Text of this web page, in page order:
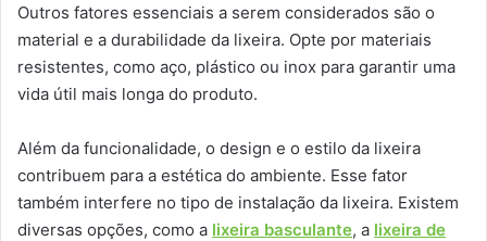
Outros fatores essenciais a serem considerados são o
material e a durabilidade da lixeira. Opte por materiais
resistentes, como aço, plástico ou inox para garantir uma
vida útil mais longa do produto.
Além da funcionalidade, o design e o estilo da lixeira
contribuem para a estética do ambiente. Esse fator
também interfere no tipo de instalação da lixeira. Existem
diversas opções, como a lixeira basculante, a lixeira de